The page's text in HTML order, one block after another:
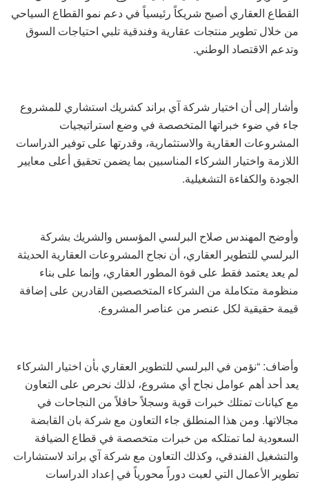
القطاع العقاري أصبح شريكاً رئيسياً في دعم نمو القطاع السياحي
من خلال تطوير منتجات عقارية وفندقية تلبي احتياجات السوق
وتدعم الاقتصاد الوطني.
وأشار إلى أن اختيار شركة آي براند كشريك استشاري للمشروع
جاء في ضوء خبراتها المتخصصة في وضع استراتيجيات
المشروعات العقارية والاستثمارية، وقدرتها على توفير الدراسات
اللازمة واختيار الشركاء المناسبين بما يضمن تحقيق أعلى معايير
الجودة والكفاءة التشغيلية.
وأوضح المهندس صلاح البرلسي المؤسس والشريك بشركة
البرلسي للتطوير العقاري، أن نجاح المشروعات العقارية الحديثة
لم يعد يعتمد فقط على قوة المطور العقاري، وإنما على بناء
منظومة متكاملة من الشركاء المتخصصين القادرين على إضافة
قيمة حقيقية لكل عنصر من عناصر المشروع.
وأضاف: “نؤمن في البرلسي للتطوير العقاري بأن اختيار الشركاء
يعد أحد أهم عوامل نجاح أي مشروع، لذلك نحرص على التعاون
مع كيانات تمتلك خبرات قوية وسجلاً حافلاً من النجاحات في
مجالاتها. ومن هذا المنطلق جاء التعاون مع شركة بان القابضة
السعودية لما تمتلكه من خبرات متخصصة في قطاع الضيافة
والتشغيل الفندقي، وكذلك التعاون مع شركة آي براند لاستشارات
تطوير الأعمال التي لعبت دوراً محورياً في إعداد الدراسات